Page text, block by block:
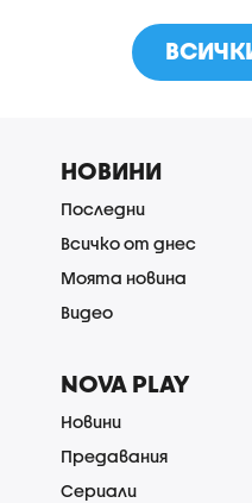
НОВИНИ
Последни
Всичко от днес
Моята новина
Видео
NOVA PLAY
Новини
Предавания
Сериали